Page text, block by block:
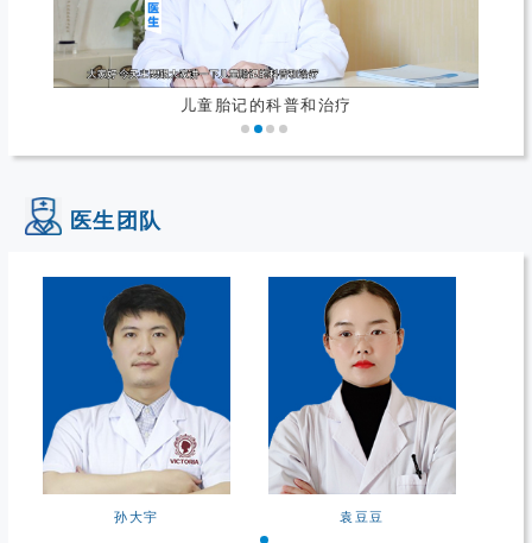
儿童胎记的科普和治疗
医生团队
孙大宇 袁豆豆